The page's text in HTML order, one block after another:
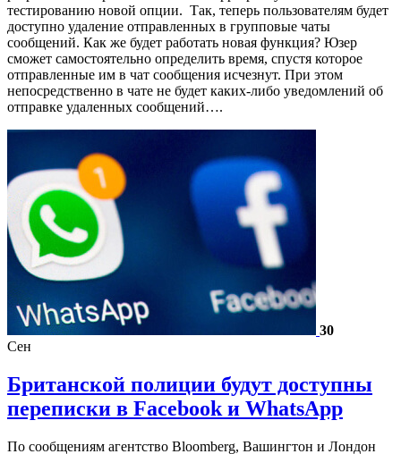
тестированию новой опции. Так, теперь пользователям будет
доступно удаление отправленных в групповые чаты
сообщений. Как же будет работать новая функция? Юзер
сможет самостоятельно определить время, спустя которое
отправленные им в чат сообщения исчезнут. При этом
непосредственно в чате не будет каких-либо уведомлений об
отправке удаленных сообщений….
30
Сен
Британской полиции будут доступны
переписки в Facebook и WhatsApp
По сообщениям агентство Bloomberg, Вашингтон и Лондон